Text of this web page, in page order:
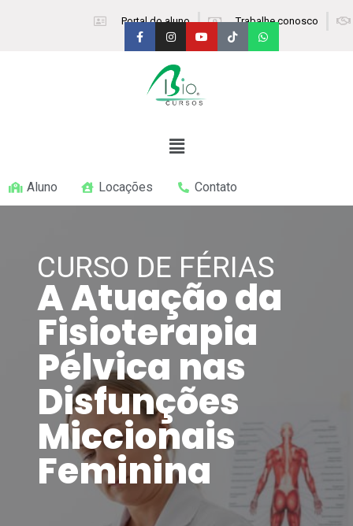
Portal do aluno Trabalhe conosco
Aluno Locações Contato
CURSO DE FÉRIAS
A Atuação da
Fisioterapia
Pélvica nas
Disfunções
Miccionais
Feminina